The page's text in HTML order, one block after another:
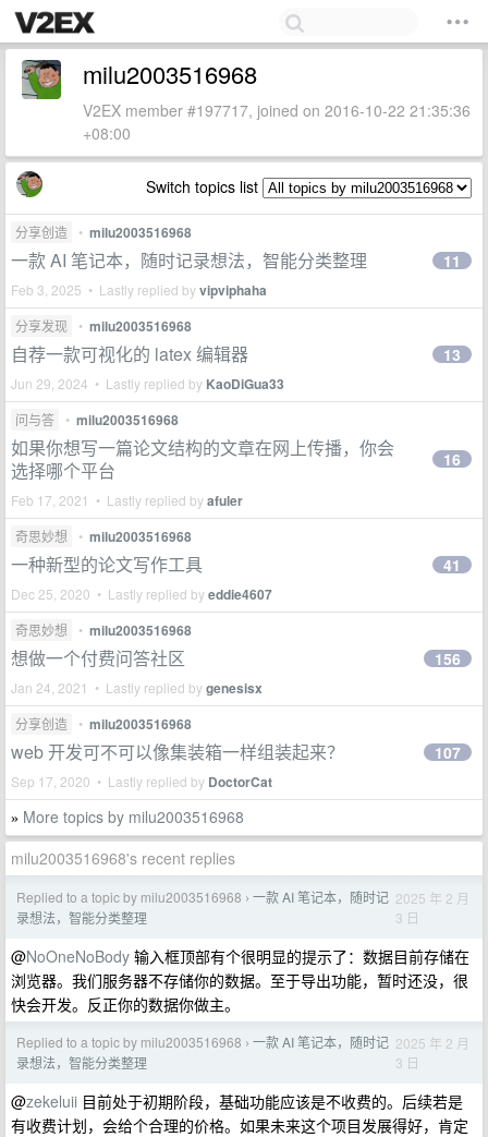
milu2003516968
V2EX member #197717, joined on 2016-10-22 21:35:36
+08:00
Switch topics list
分享创造 • milu2003516968
一款 AI 笔记本，随时记录想法，智能分类整理
Feb 3, 2025 • Lastly replied byvipviphaha
11
分享发现 • milu2003516968
自荐一款可视化的 latex 编辑器
Jun 29, 2024 • Lastly replied by KaoDiGua33
13
问与答 • milu2003516968
如果你想写一篇论文结构的文章在网上传播，你会
选择哪个平台
Feb 17, 2021 • Lastly replied byafuler
16
奇思妙想 • milu2003516968
一种新型的论文写作工具
Dec 25, 2020 • Lastly replied byeddie4607
41
奇思妙想 • milu2003516968
想做一个付费问答社区
Jan 24, 2021 • Lastly replied bygenesisx
156
分享创造 • milu2003516968
web 开发可不可以像集装箱一样组装起来？
Sep 17, 2020 • Lastly replied by DoctorCat
107
» More topics by milu2003516968
milu2003516968's recent replies
Replied to a topic by milu2003516968 › 一款 AI 笔记本，随时记
录想法，智能分类整理
2025 年 2 月
3 日
@NoOneNoBody 输入框顶部有个很明显的提示了：数据目前存储在
浏览器。我们服务器不存储你的数据。至于导出功能，暂时还没，很
快会开发。反正你的数据你做主。
Replied to a topic by milu2003516968 › 一款 AI 笔记本，随时记
录想法，智能分类整理
2025 年 2 月
3 日
@zekeluii 目前处于初期阶段，基础功能应该是不收费的。后续若是
有收费计划，会给个合理的价格。如果未来这个项目发展得好，肯定